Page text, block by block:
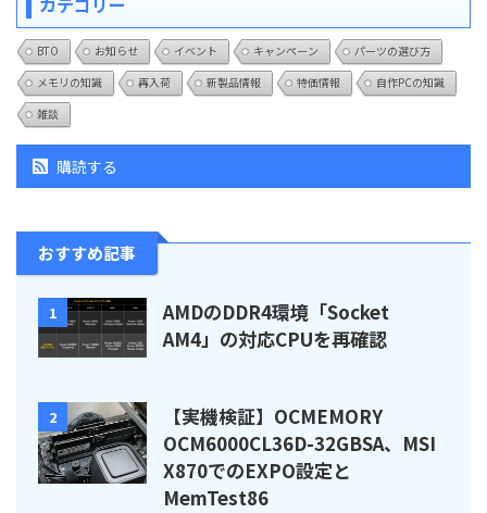
BTO お知らせ イベント キャンペーン
パーツの選び方
メモリの知識
再入荷 新製品情報 特価情報
自作PCの知識
雑談
購読する
おすすめ記事
1
AMDのDDR4環境「Socket
AM4」の対応CPUを再確認
2
【実機検証】OCMEMORY
OCM6000CL36D-32GBSA、MSI
X870でのEXPO設定と
MemTest86